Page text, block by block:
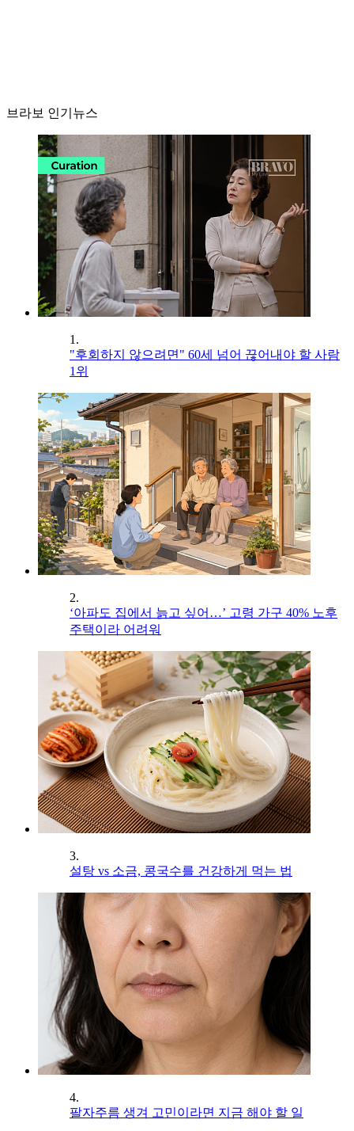
브라보 인기뉴스
1.
"후회하지 않으려면" 60세 넘어 끊어내야 할 사람
1위
2.
‘아파도 집에서 늙고 싶어…’ 고령 가구 40% 노후
주택이라 어려워
3.
설탕 vs 소금, 콩국수를 건강하게 먹는 법
4.
팔자주름 생겨 고민이라면 지금 해야 할 일